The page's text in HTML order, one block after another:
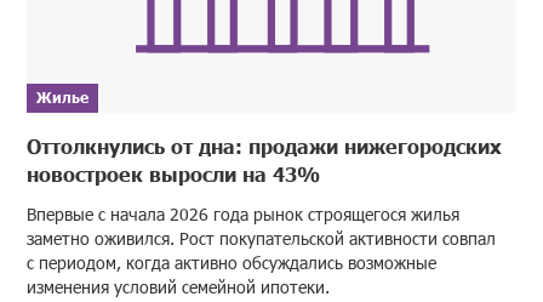
Жилье
Оттолкнулись от дна: продажи нижегородских
новостроек выросли на 43%
Впервые с начала 2026 года рынок строящегося жилья
заметно оживился. Рост покупательской активности совпал
с периодом, когда активно обсуждались возможные
изменения условий семейной ипотеки.